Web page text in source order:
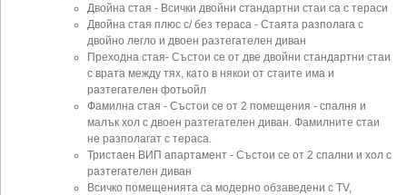
Двойна стая - Всички двойни стандартни стаи са с тераси
Двойна стая плюс с/ без тераса - Стаята разполага с
двойно легло и двоен разтегателен диван
Преходна стая- Състои се от две двойни стандартни стаи
с врата между тях, като в някои от стаите има и
разтегателен фотьойл
Фамилна стая - Състои се от 2 помещения - спалня и
малък хол с двоен разтегателен диван. Фамилните стаи
не разполагат с тераса.
Тристаен ВИП апартамент - Състои се от 2 спални и хол с
разтегателен диван
Всичко помещенията са модерно обзаведени с TV,